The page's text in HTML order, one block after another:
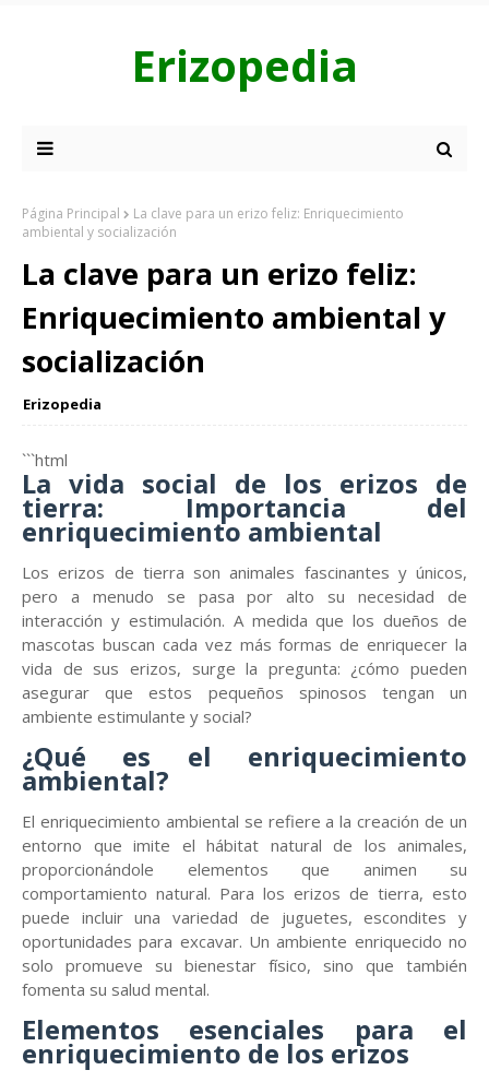
Erizopedia
Página Principal
La clave para un erizo feliz: Enriquecimiento
ambiental y socialización
La clave para un erizo feliz:
Enriquecimiento ambiental y
socialización
Erizopedia
```html
La vida social de los erizos de
tierra: Importancia del
enriquecimiento ambiental
Los erizos de tierra son animales fascinantes y únicos,
pero a menudo se pasa por alto su necesidad de
interacción y estimulación. A medida que los dueños de
mascotas buscan cada vez más formas de enriquecer la
vida de sus erizos, surge la pregunta: ¿cómo pueden
asegurar que estos pequeños spinosos tengan un
ambiente estimulante y social?
¿Qué es el enriquecimiento
ambiental?
El enriquecimiento ambiental se refiere a la creación de un
entorno que imite el hábitat natural de los animales,
proporcionándole elementos que animen su
comportamiento natural. Para los erizos de tierra, esto
puede incluir una variedad de juguetes, escondites y
oportunidades para excavar. Un ambiente enriquecido no
solo promueve su bienestar físico, sino que también
fomenta su salud mental.
Elementos esenciales para el
enriquecimiento de los erizos